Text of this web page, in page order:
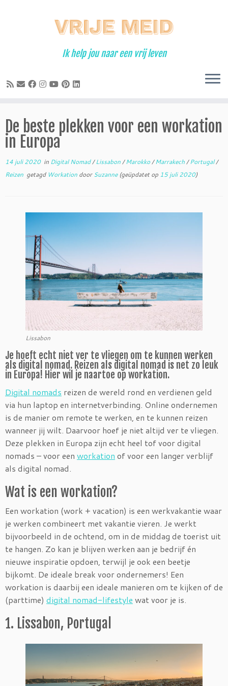
Ik help jou naar een vrij leven
De beste plekken voor een workation
in Europa
14 juli 2020in Digital Nomad/Lissabon/Marokko/Marrakech/Portugal/
Reizen getagd Workation doorSuzanne(geüpdatet op 15 juli 2020)
Lissabon
Je hoeft echt niet ver te vliegen om te kunnen werken
als digital nomad. Reizen als digital nomad is net zo leuk
in Europa! Hier wil je naartoe op workation.
Digital nomads reizen de wereld rond en verdienen geld
via hun laptop en internetverbinding. Online ondernemen
is de manier om remote te werken, en te kunnen reizen
wanneer jij wilt. Daarvoor hoef je niet altijd ver te vliegen.
Deze plekken in Europa zijn echt heel tof voor digital
nomads – voor een workation of voor een langer verblijf
als digital nomad.
Wat is een workation?
Een workation (work + vacation) is een werkvakantie waar
je werken combineert met vakantie vieren. Je werkt
bijvoorbeeld in de ochtend, om in de middag de toerist uit
te hangen. Zo kan je blijven werken aan je bedrijf én
nieuwe inspiratie opdoen, terwijl je ook een beetje
bijkomt. De ideale break voor ondernemers! Een
workation is daarbij een ideale manieren om te kijken of de
(parttime) digital nomad-lifestyle wat voor je is.
1. Lissabon, Portugal